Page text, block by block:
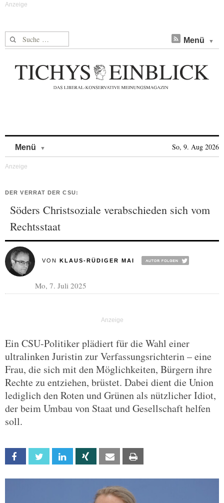
Suche nach: Menü
Menü So, 9. Aug 2026
DER VERRAT DER CSU:
Söders Christsoziale verabschieden sich vom
Rechtsstaat
VON KLAUS-RÜDIGER MAI
Mo, 7. Juli 2025
Ein CSU-Politiker plädiert für die Wahl einer
ultralinken Juristin zur Verfassungsrichterin – eine
Frau, die sich mit den Möglichkeiten, Bürgern ihre
Rechte zu entziehen, brüstet. Dabei dient die Union
lediglich den Roten und Grünen als nützlicher Idiot,
der beim Umbau von Staat und Gesellschaft helfen
soll.
Facebook Twitter Linkedin Xing Email